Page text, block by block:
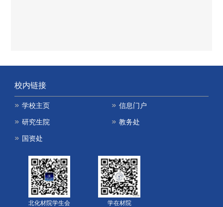
校内链接
学校主页 信息门户
研究生院 教务处
国资处
北化材院学生会 学在材院